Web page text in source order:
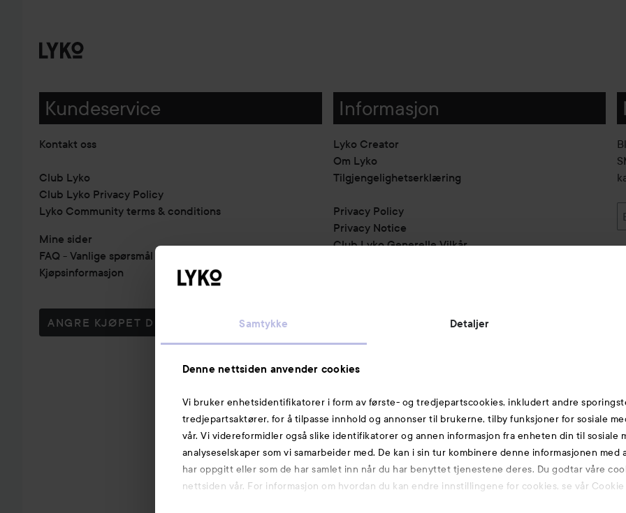
Samtykke Detaljer
Denne nettsiden anvender cookies
Vi bruker enhetsidentifikatorer i form av første- og tredjepartscookies, inkludert andre
tredjepartsaktører, for å tilpasse innhold og annonser til brukerne, tilby funksjoner for sosiale
vår. Vi videreformidler også slike identifikatorer og annen informasjon fra enheten din til sosiale
analyseselskaper som vi samarbeider med. De kan i sin tur kombinere denne informasjonen med
har oppgitt eller som de har samlet inn når du har benyttet tjenestene deres. Du godtar våre
nettsiden vår. For informasjon om hvordan du kan endre innstillingene for cookies, se vår Cookie
Kundeservice
Kontakt oss
Club Lyko
Club Lyko Privacy Policy
Lyko Community terms & conditions
Mine sider
FAQ - Vanlige spørsmål & svar
Kjøpsinformasjon
ANGRE KJØPET DITT
Informasjon
Lyko Creator
Om Lyko
Tilgjengelighetserklæring
Privacy Policy
Privacy Notice
Club Lyko Generelle Vilkår
Rabattkoder
Michael Edwards Fragrances of the World
Også av interesse
Premium